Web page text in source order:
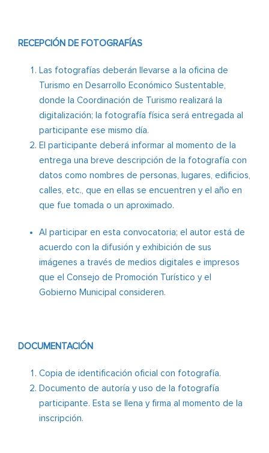
RECEPCIÓN DE FOTOGRAFÍAS
Las fotografías deberán llevarse a la oficina de
Turismo en Desarrollo Económico Sustentable,
donde la Coordinación de Turismo realizará la
digitalización; la fotografía física será entregada al
participante ese mismo día.
El participante deberá informar al momento de la
entrega una breve descripción de la fotografía con
datos como nombres de personas, lugares, edificios,
calles, etc., que en ellas se encuentren y el año en
que fue tomada o un aproximado.
Al participar en esta convocatoria; el autor está de
acuerdo con la difusión y exhibición de sus
imágenes a través de medios digitales e impresos
que el Consejo de Promoción Turístico y el
Gobierno Municipal consideren.
DOCUMENTACIÓN
Copia de identificación oficial con fotografía.
Documento de autoría y uso de la fotografía
participante. Esta se llena y firma al momento de la
inscripción.